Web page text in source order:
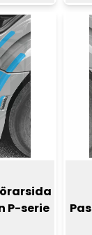
P-serie